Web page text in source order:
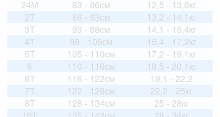
24M
83 - 86см
12,5 - 13,6кг
2T
86 - 93см
13,2 - 14,1кг
3T
93 - 98см
14,1 - 15,4кг
4T
98 - 105см
15,4 - 17,2кг
5T
105 - 110см
17,2 - 19,1кг
6
110 - 116см
18,5 - 20,1кг
6T
116 - 122см
19,1 - 22,2
7T
122 - 128см
22,2 - 25кг
8T
128 - 134см
25 - 28кг